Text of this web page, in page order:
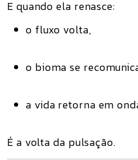
E quando ela renasce:
o fluxo volta,
o bioma se
a vida retorna em
É a volta da pulsação.